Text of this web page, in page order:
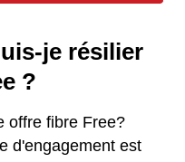
je résilier
?
offre fibre Free?
d'engagement est